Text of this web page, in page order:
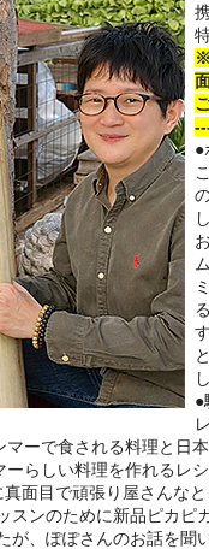
●
●
ーで食される料理と日
らしい料理を作れるレシ
面目で頑張り屋さんなと
ンのために新品ピカピ
、ぽぽさんのお話を聞